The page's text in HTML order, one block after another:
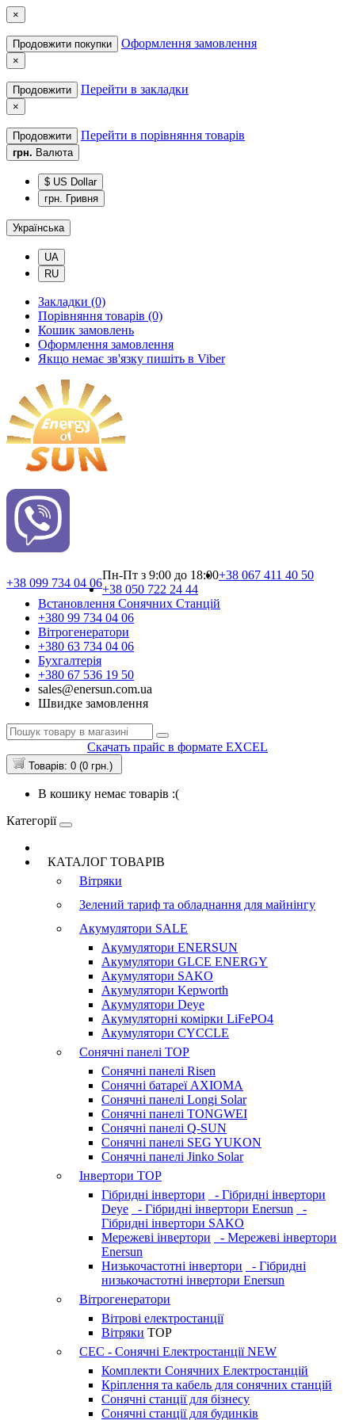
×
Продовжити покупки Оформлення замовлення
×
Продовжити Перейти в закладки
×
Продовжити Перейти в порівняння товарів
грн. Валюта
$ US Dollar
грн. Гривня
Українська
UA
RU
Закладки (0)
Порівняння товарів (0)
Кошик замовлень
Оформлення замовлення
Якщо немає зв'язку пишіть в Viber
+38 099 734 04 06
Пн-Пт з 9:00 до 18:00+38 067 411 40 50
+38 050 722 24 44
Встановлення Сонячних Cтанцій
+380 99 734 04 06
Вітрогенератори
+380 63 734 04 06
Бухгалтерія
+380 67 536 19 50
sales@enersun.com.ua
Швидке замовлення
Скачать прайс в формате EXCEL
Товарів: 0 (0 грн.)
В кошику немає товарів :(
Категорії
КАТАЛОГ ТОВАРІВ
Вітряки
Зелений тариф та обладнання для майнінгу
Акумулятори SALE
Акумулятори ENERSUN
Акумулятори GLCE ENERGY
Акумулятори SAKO
Акумулятори Kepworth
Акумулятори Deye
Акумуляторні комірки LiFePO4
Акумулятори CYCCLE
Сонячні панелі TOP
Сонячні панелі Risen
Сонячні батареї AXIOMA
Сонячні панелі Longi Solar
Сонячні панелі TONGWEI
Сонячні панелі Q-SUN
Сонячні панелі SEG YUKON
Сонячні панелі Jinko Solar
Інвертори TOP
Гібридні інвертори
- Гібридні інвертори
Deye
- Гібридні інвертори Enersun
-
Гібридні інвертори SAKO
Мережеві інвертори
- Мережеві інвертори
Enersun
Низькочастотні інвертори
- Гібридні
низькочастотні інвертори Enersun
Вітрогенератори
Вітрові електростанції
Вітряки TOP
СЕС - Сонячні Електростанції NEW
Комплекти Сонячних Електростанцій
Кріплення та кабель для сонячних станцій
Сонячні станції для бізнесу
Сонячні станції для будинків